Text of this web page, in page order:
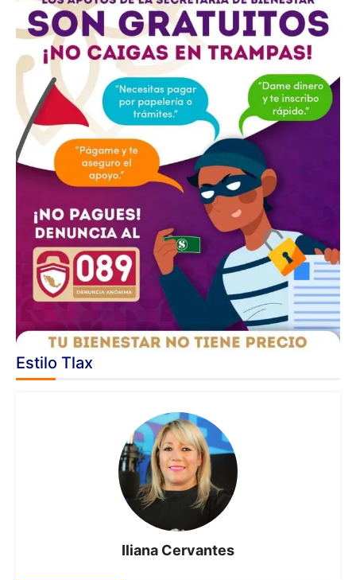
Estilo Tlax
Iliana Cervantes